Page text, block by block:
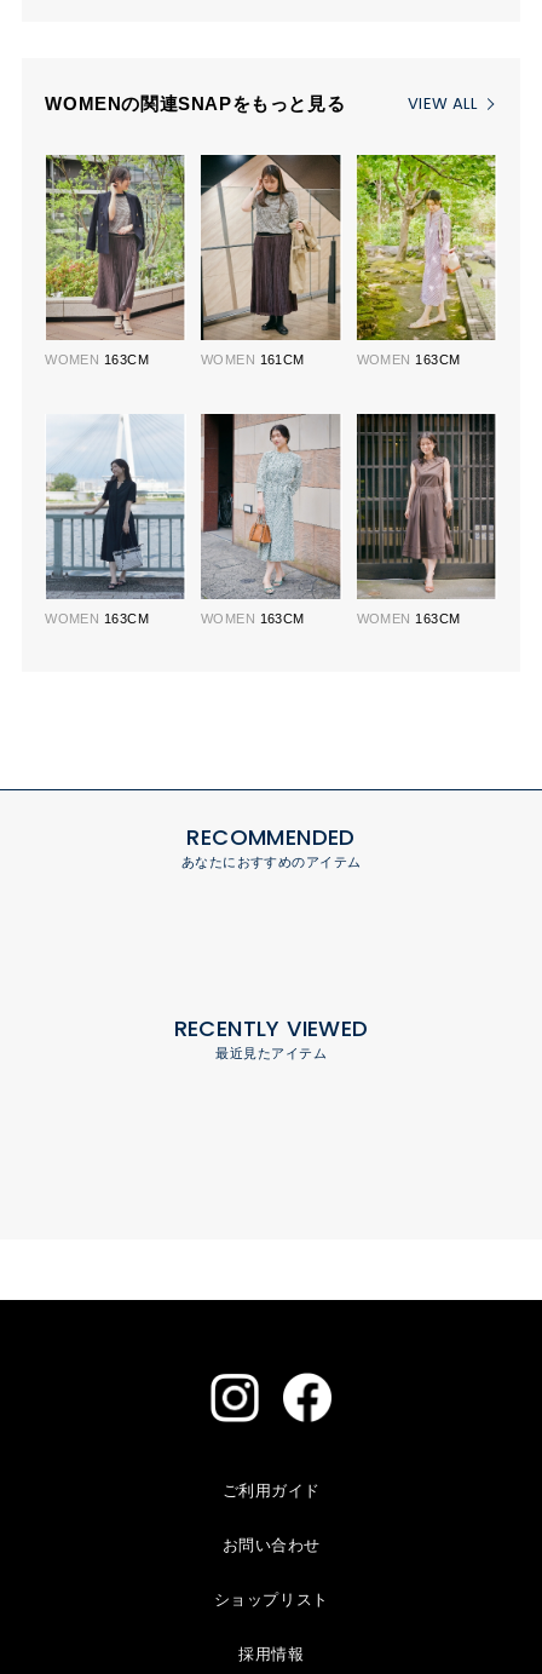
WOMENの関連SNAPをもっと見る VIEW ALL
WOMEN 163CM WOMEN 161CM WOMEN 163CM
WOMEN 163CM WOMEN 163CM WOMEN 163CM
RECOMMENDED
あなたにおすすめのアイテム
RECENTLY VIEWED
最近見たアイテム
ご利用ガイド
お問い合わせ
ショップリスト
採用情報